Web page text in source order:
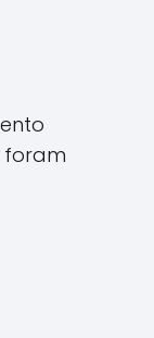
foram